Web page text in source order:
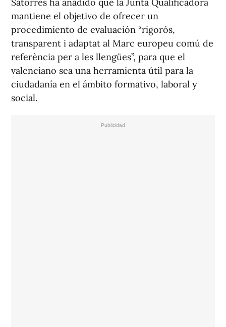
Satorres ha añadido que la Junta Qualificadora
mantiene el objetivo de ofrecer un
procedimiento de evaluación “rigorós,
transparent i adaptat al Marc europeu comú de
referència per a les llengües”, para que el
valenciano sea una herramienta útil para la
ciudadanía en el ámbito formativo, laboral y
social.